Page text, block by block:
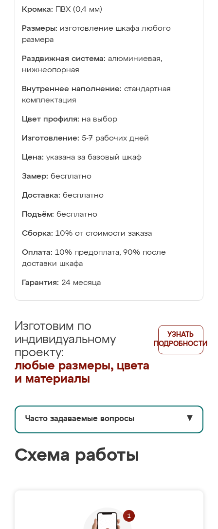
Кромка: ПВХ (0,4 мм)
Размеры: изготовление шкафа любого
размера
Раздвижная система: алюминиевая,
нижнеопорная
Внутреннее наполнение: стандартная
комплектация
Цвет профиля: на выбор
Изготовление: 5-7 рабочих дней
Цена: указана за базовый шкаф
Замер: бесплатно
Доставка: бесплатно
Подъём: бесплатно
Сборка: 10% от стоимости заказа
Оплата: 10% предоплата, 90% после
доставки шкафа
Гарантия: 24 месяца
Изготовим по
индивидуальному
проекту:
любые размеры, цвета
и материалы
УЗНАТЬ
ПОДРОБНОСТИ
Часто задаваемые вопросы ▼
Схема работы